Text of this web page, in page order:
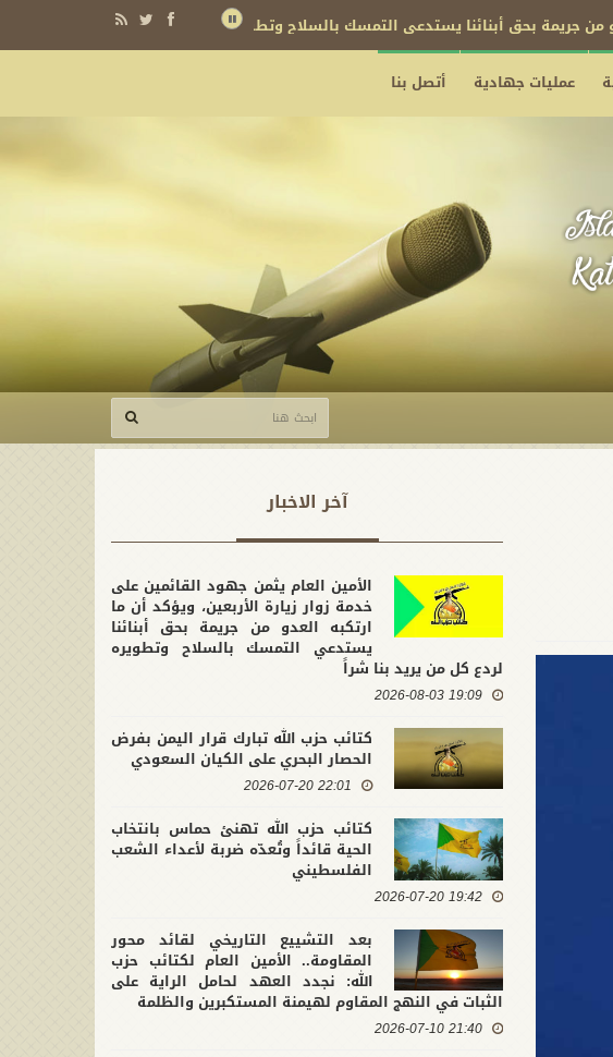
جريمة بحق أبنائنا يستدعي التمسك بالسلاح وتطويره لردع كل من يريد بنا شراً
عمليات جهادية أتصل بنا
آخر الاخبار
الأمين العام يثمن جهود القائمين على
خدمة زوار زيارة الأربعين، ويؤكد أن ما
ارتكبه العدو من جريمة بحق أبنائنا
يستدعي التمسك بالسلاح وتطويره
لردع كل من يريد بنا شراً
19:09 2026-08-03
كتائب حزب الله تبارك قرار اليمن بفرض
الحصار البحري على الكيان السعودي
22:01 2026-07-20
كتائب حزب الله تهنئ حماس بانتخاب
الحية قائداً وتُعدّه ضربة لأعداء الشعب
الفلسطيني
19:42 2026-07-20
بعد التشييع التاريخي لقائد محور
المقاومة.. الأمين العام لكتائب حزب
الله: نجدد العهد لحامل الراية على
الثبات في النهج المقاوم لهيمنة المستكبرين والظلمة
21:40 2026-07-10